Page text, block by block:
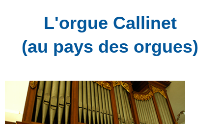
L'orgue Callinet
(au pays des orgues)